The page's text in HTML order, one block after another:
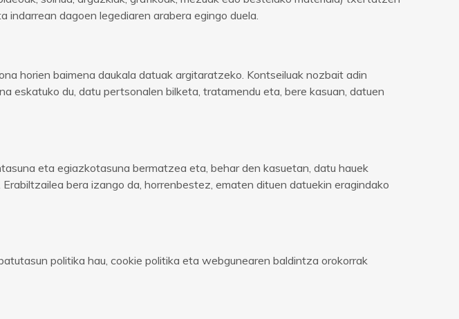
dagoen legediaren arabera egingo duela.
horien baimena daukala datuak argitaratzeko. Kontseiluak nozbait adin
eskatuko du, datu pertsonalen bilketa, tratamendu eta, bere kasuan, datuen
eta egiazkotasuna bermatzea eta, behar den kasuetan, datu hauek
bera izango da, horrenbestez, ematen dituen datuekin eragindako
politika hau, cookie politika eta webgunearen baldintza orokorrak